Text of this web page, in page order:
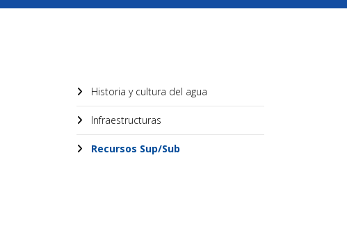
Historia y cultura del agua
Infraestructuras
Recursos Sup/Sub